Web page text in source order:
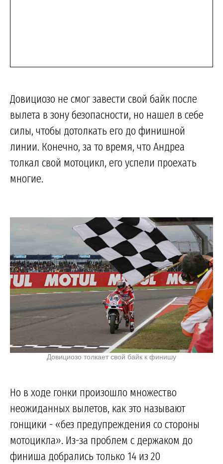
Довициозо не смог завести свой байк после
вылета в зону безопасности, но нашел в себе
силы, чтобы дотолкать его до финишной
линии. Конечно, за то время, что Андреа
толкал свой мотоцикл, его успели проехать
многие.
Довициозо толкает свой байк к финишу
Но в ходе гонки произошло множество
неожиданных вылетов, как это называют
гонщики - «без предупреждения со стороны
мотоцикла». Из-за проблем с держаком до
финиша добрались только 14 из 20